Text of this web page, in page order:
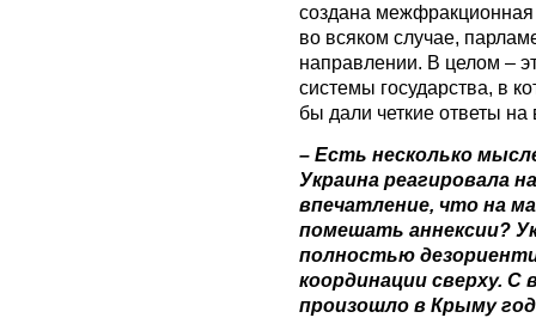
создана
во всяком случае,
направлении. В целом –
системы государства, в
бы дали четкие ответы на
– Есть несколько
Украина реагировала
впечатление, что на
помешать аннексии?
полностью
координации сверху. С
произошло в Крыму год